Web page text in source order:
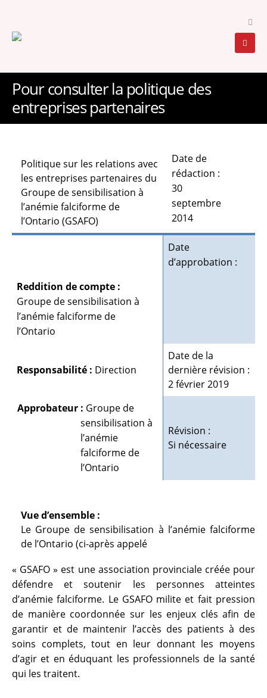
Pour consulter la politique des
entreprises partenaires
Politique sur les relations avec
les entreprises partenaires du
Groupe de sensibilisation à
l’anémie falciforme de
l’Ontario (GSAFO)
Date de
rédaction :
30
septembre
2014
Date
d’approbation :
Reddition de compte :
Groupe de sensibilisation à
l’anémiefalciforme de
l’Ontario
Responsabilité : Direction
Date de la
dernière révision :
2 février 2019
Approbateur : Groupe de
sensibilisation à
l’anémie
falciforme de
l’Ontario
Révision :
Si nécessaire
Vue d’ensemble :
Le Groupe de sensibilisation à l’anémie falciforme
de l’Ontario (ci-après appelé
« GSAFO » est une association provinciale créée pour
défendre et soutenir les personnes atteintes
d’anémie falciforme. Le GSAFO milite et fait pression
de manière coordonnée sur les enjeux clés afin de
garantir et de maintenir l’accès des patients à des
soins complets, tout en leur donnant les moyens
d’agir et en éduquant les professionnels de la santé
qui les traitent.